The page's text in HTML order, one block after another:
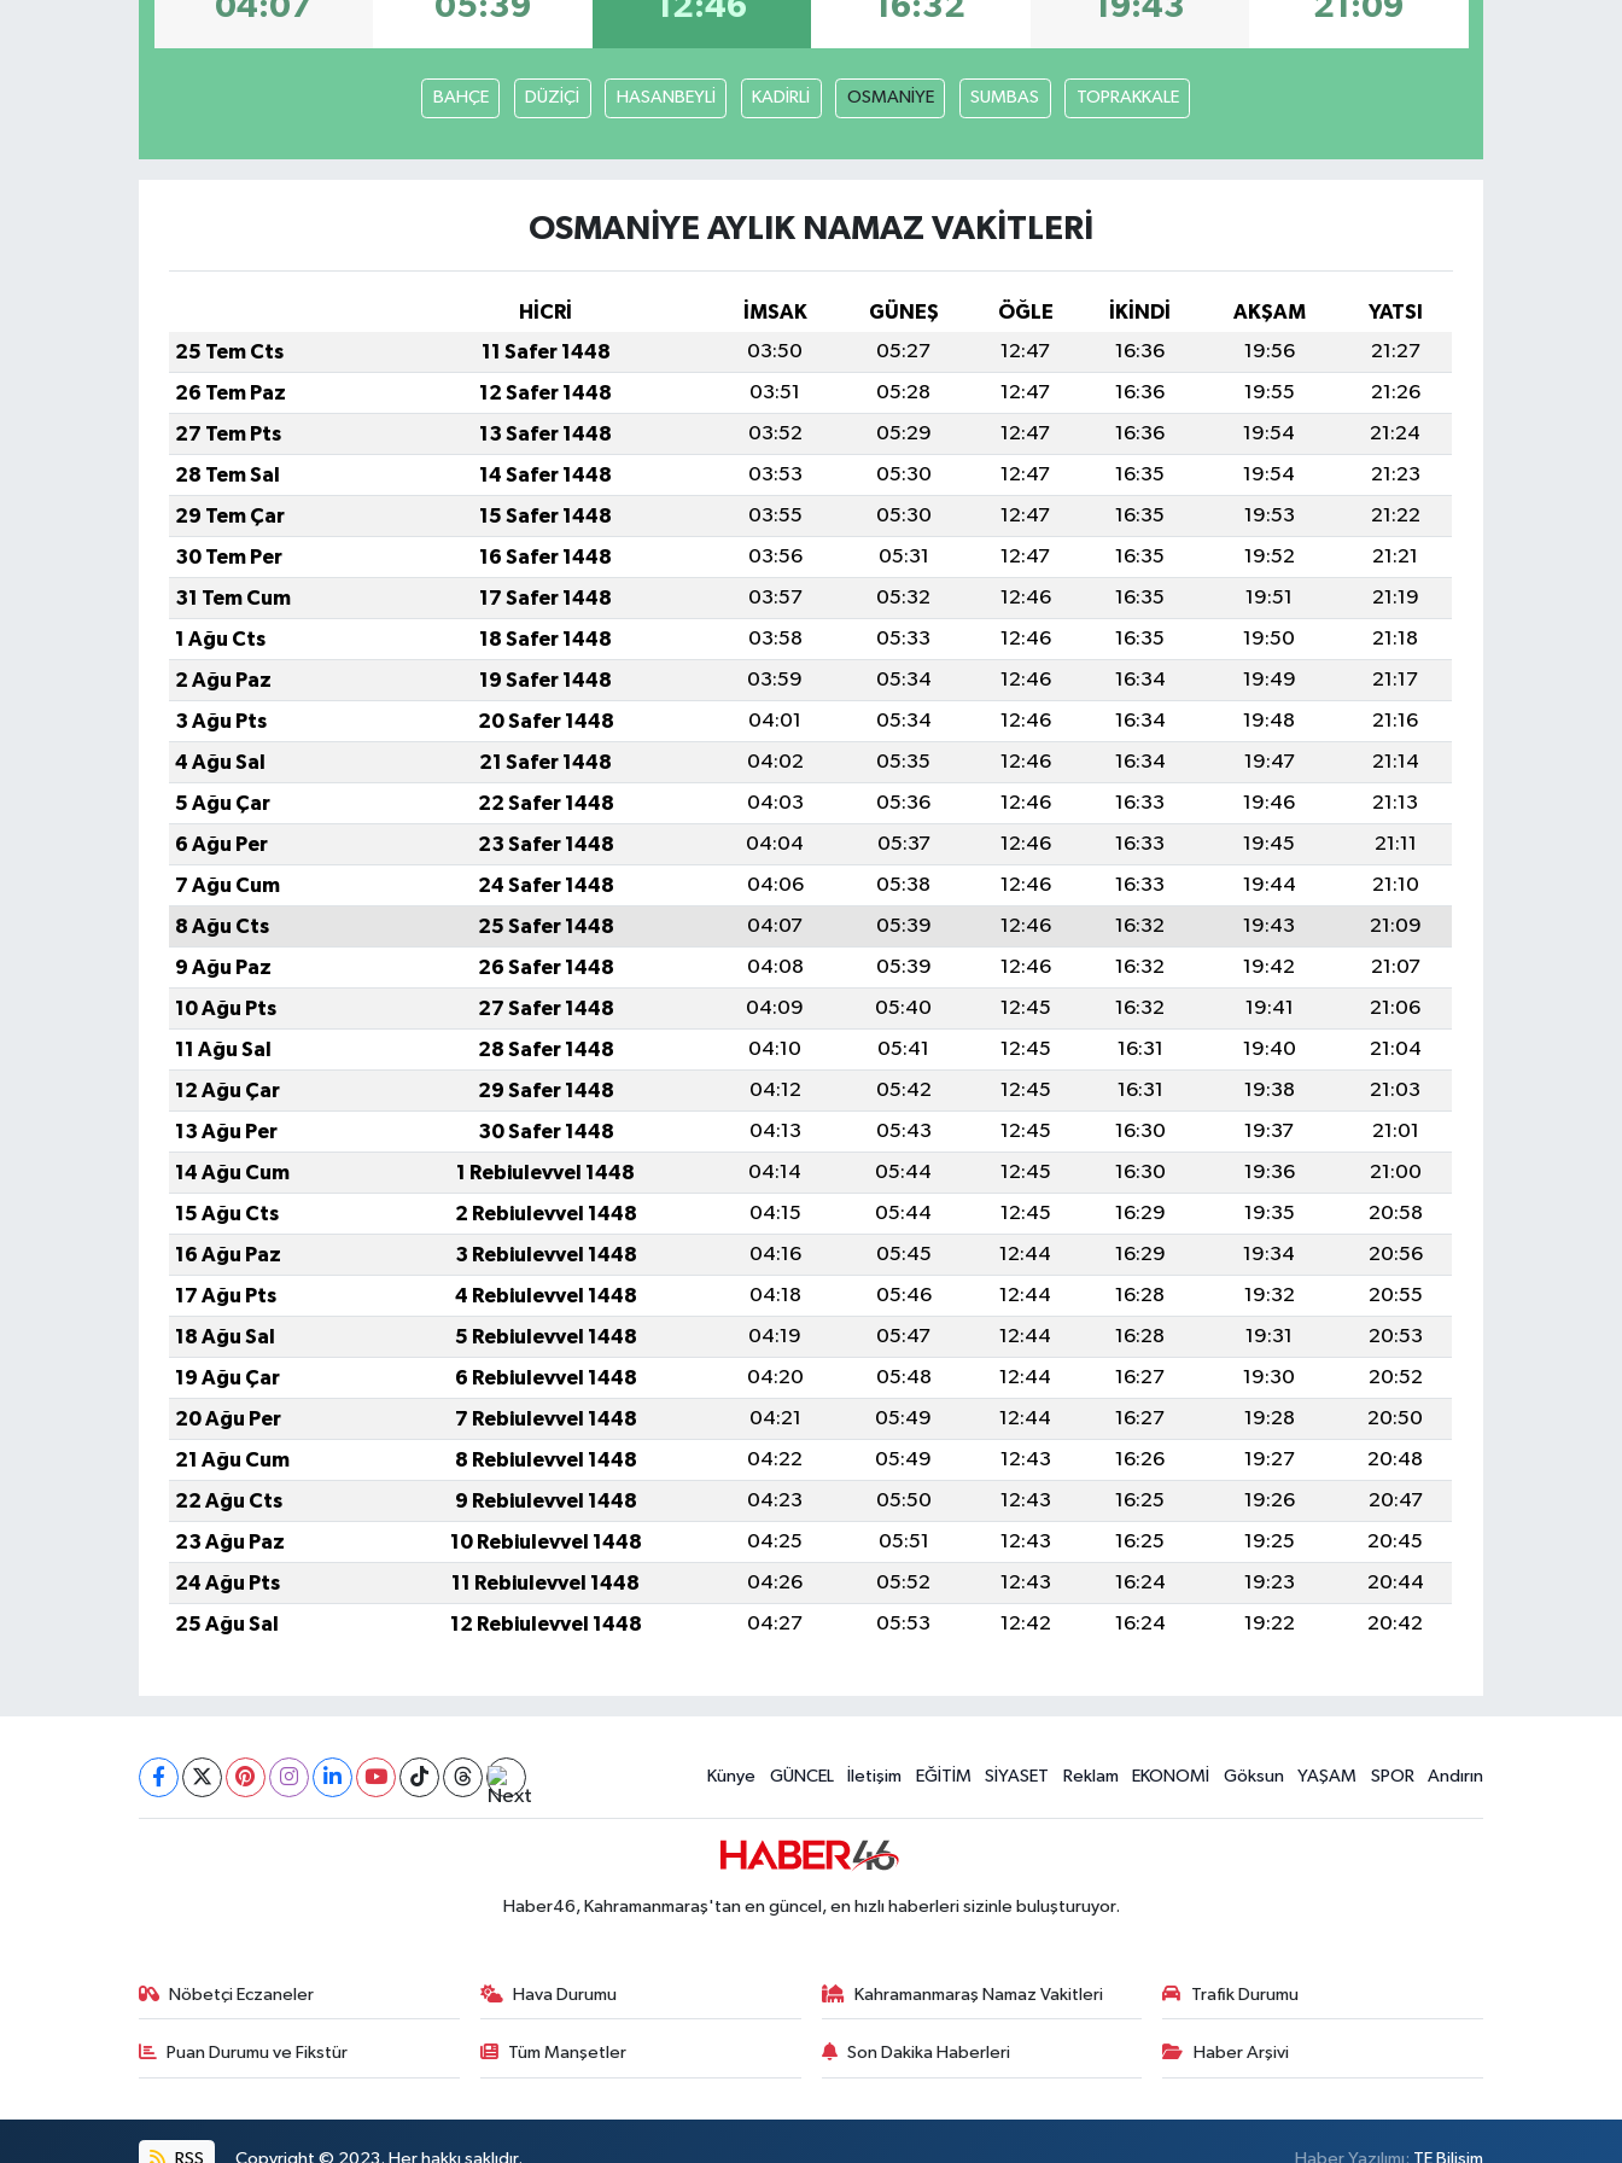
BAHÇE DÜZİÇİ HASANBEYLİ KADİRLİ OSMANİYE SUMBAS TOPRAKKALE
OSMANİYE AYLIK NAMAZ VAKITLERI
HİCRİ İMSAK GÜNEŞ ÖĞLE İKINDI AKŞAM
YATSI
25 Tem Cts
11 Safer 1448 03:50 05:27 12:47 16:36 19:56
21:27
26 Tem Paz
12 Safer 1448 03:51 05:28 12:47 16:36 19:55
21:26
27 Tem Pts
13 Safer 1448 03:52 05:29 12:47 16:36 19:54
21:24
28 Tem Sal
14 Safer 1448 03:53 05:30 12:47 16:35 19:54
21:23
29 Tem Çar
15 Safer 1448 03:55 05:30 12:47 16:35 19:53
21:22
30 Tem Per
16 Safer 1448 03:56 05:31 12:47 16:35 19:52
21:21
31 Tem Cum
17 Safer 1448 03:57 05:32 12:46 16:35 19:51
21:19
1 Ağu Cts
18 Safer 1448 03:58 05:33 12:46 16:35 19:50
21:18
2 Ağu Paz
19 Safer 1448 03:59 05:34 12:46 16:34 19:49
21:17
3 Ağu Pts
20 Safer 1448 04:01 05:34 12:46 16:34 19:48
21:16
4 Ağu Sal
21 Safer 1448 04:02 05:35 12:46 16:34 19:47
21:14
5 Ağu Çar
22 Safer 1448 04:03 05:36 12:46 16:33 19:46
21:13
6 Ağu Per
23 Safer 1448 04:04 05:37 12:46 16:33 19:45
21:11
7 Ağu Cum
24 Safer 1448 04:06 05:38 12:46 16:33 19:44
21:10
8 Ağu Cts
25 Safer 1448 04:07 05:39 12:46 16:32 19:43
21:09
9 Ağu Paz
26 Safer 1448 04:08 05:39 12:46 16:32 19:42
21:07
10 Ağu Pts
27 Safer 1448 04:09 05:40 12:45 16:32 19:41
21:06
11 Ağu Sal
28 Safer 1448 04:10 05:41 12:45 16:31 19:40
21:04
12 Ağu Çar
29 Safer 1448 04:12 05:42 12:45 16:31 19:38
21:03
13 Ağu Per
30 Safer 1448 04:13 05:43 12:45 16:30 19:37
21:01
14 Ağu Cum
1 Rebiulevvel 1448 04:14 05:44 12:45 16:30 19:36
21:00
15 Ağu Cts
2 Rebiulevvel 1448 04:15 05:44 12:45 16:29 19:35
20:58
16 Ağu Paz
3 Rebiulevvel 1448 04:16 05:45 12:44 16:29 19:34
20:56
17 Ağu Pts
4 Rebiulevvel 1448 04:18 05:46 12:44 16:28 19:32
20:55
18 Ağu Sal
5 Rebiulevvel 1448 04:19 05:47 12:44 16:28 19:31
20:53
19 Ağu Çar
6 Rebiulevvel 1448 04:20 05:48 12:44 16:27 19:30
20:52
20 Ağu Per
7 Rebiulevvel 1448 04:21 05:49 12:44 16:27 19:28
20:50
21 Ağu Cum
8 Rebiulevvel 1448 04:22 05:49 12:43 16:26 19:27
20:48
22 Ağu Cts
9 Rebiulevvel 1448 04:23 05:50 12:43 16:25 19:26
20:47
23 Ağu Paz
10 Rebiulevvel 1448 04:25 05:51 12:43 16:25 19:25
20:45
24 Ağu Pts
11 Rebiulevvel 1448 04:26 05:52 12:43 16:24 19:23
20:44
25 Ağu Sal
12 Rebiulevvel 1448 04:27 05:53 12:42 16:24 19:22 20:42
Künye GÜNCEL İletişim EĞİTİM SİYASET Reklam EKONOMİ Göksun YAŞAM SPOR Andırın
Haber46, Kahramanmaraş'tan en güncel, en hızlı haberleri sizinle buluşturuyor.
Nöbetçi Eczaneler Hava Durumu Kahramanmaraş Namaz Vakitleri Trafik Durumu
Puan Durumu ve Fikstür Tüm Manşetler Son Dakika Haberleri Haber Arşivi
RSS Copyright © 2023. Her hakkı saklıdır. Haber Yazılımı: TE Bilişim
KADIN-AİLE
YEREL YÖNETİM
SEÇİM 2011
ÜÇÜNCÜ SAYFA
SİVİL TOPLUM
SEÇİM 2014
KİM KİMDİR
ÇEK GÖNDER
HEDEF2020
OTOMOBİL
BÖLGEDEN
SEÇİM 2015
HABERDE İNSAN